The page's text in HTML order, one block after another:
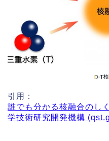
引用：
誰でも分かる核融合のし
学技術研究開発機構